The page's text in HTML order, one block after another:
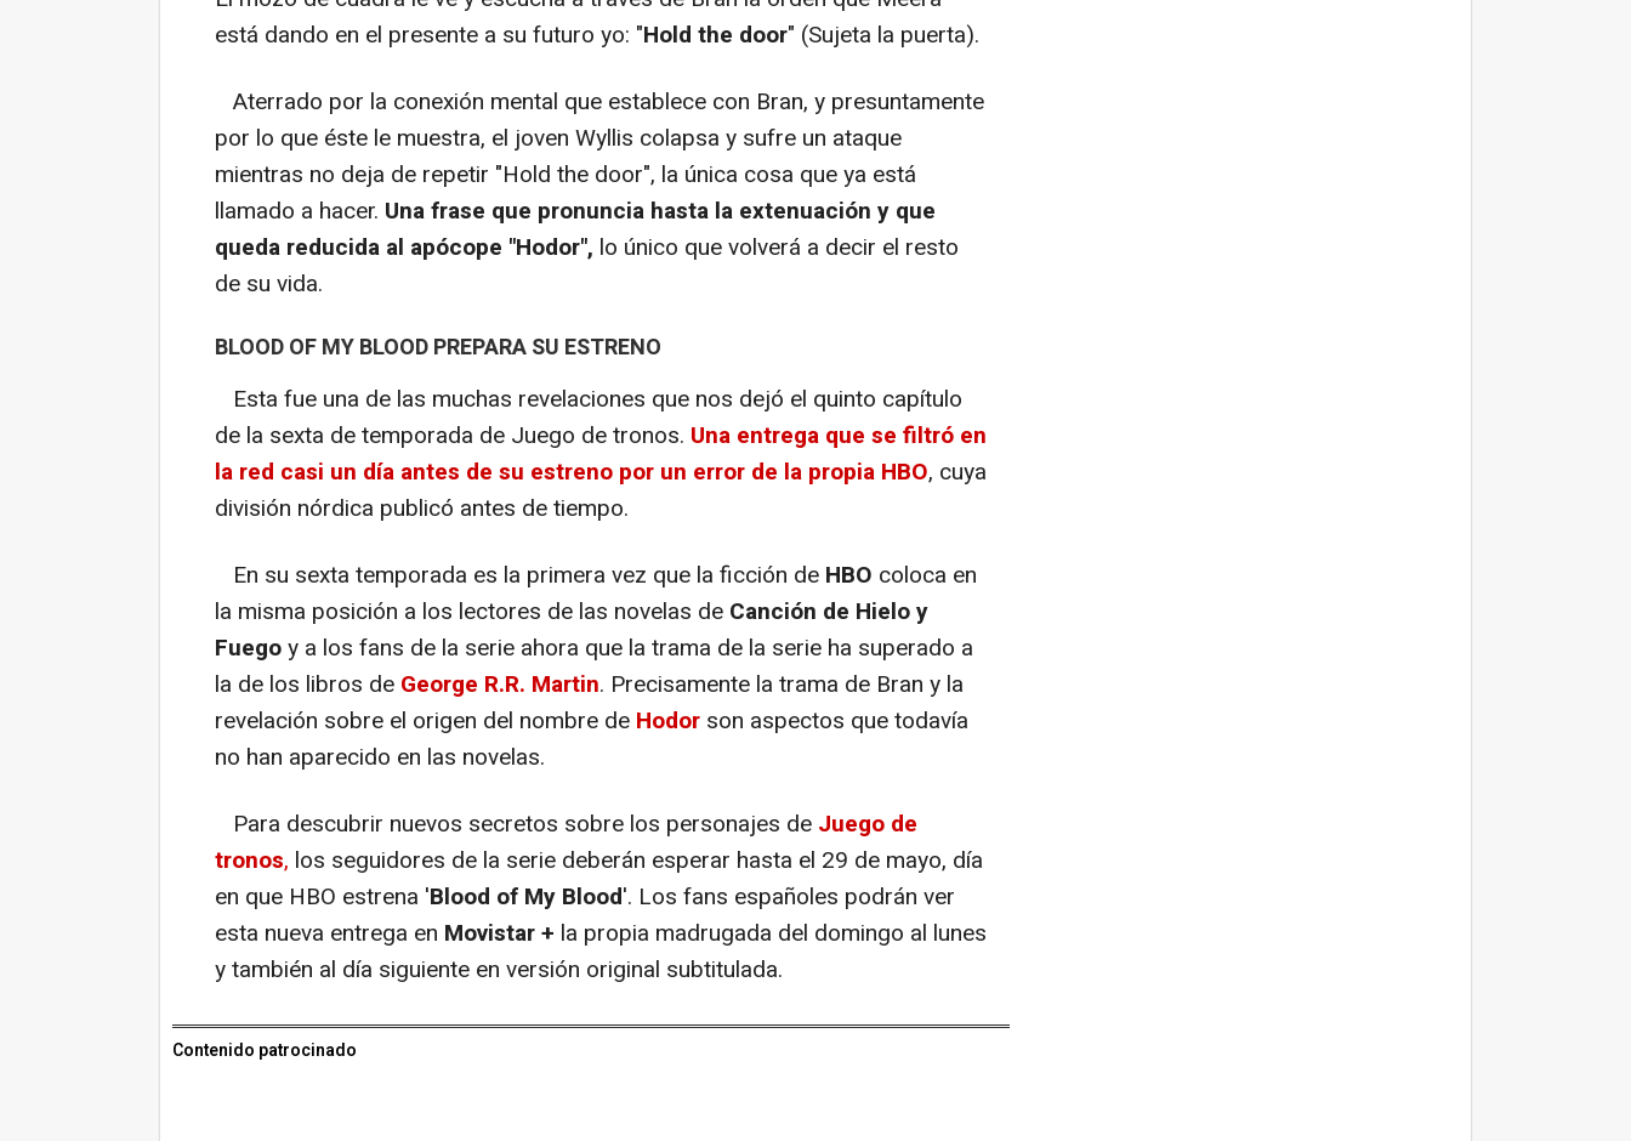
está dando en el presente a su futuro yo: "Hold the door" (Sujeta la puerta).
Aterrado por la conexión mental que establece con Bran, y presuntamente
por lo que éste le muestra, el joven Wyllis colapsa y sufre un ataque
mientras no deja de repetir "Hold the door", la única cosa que ya está
llamado a hacer. Una frase que pronuncia hasta la extenuación y que
queda reducida al apócope "Hodor", lo único que volverá a decir el resto
de su vida.
BLOOD OF MY BLOOD PREPARA SU ESTRENO
Esta fue una de las muchas revelaciones que nos dejó el quinto capítulo
de la sexta de temporada de Juego de tronos. Una entrega que se filtró en
la red casi un día antes de su estreno por un error de la propia HBO, cuya
división nórdica publicó antes de tiempo.
En su sexta temporada es la primera vez que la ficción de HBO coloca en
la misma posición a los lectores de las novelas de Canción de Hielo y
Fuegoy a los fans de la serie ahora que la trama de la serie ha superado a
la de los libros de George R.R. Martin. Precisamente la trama de Bran y la
revelación sobre el origen del nombre de Hodor son aspectos que todavía
no han aparecido en las novelas.
Para descubrir nuevos secretos sobre los personajes de Juego de
tronos, los seguidores de la serie deberán esperar hasta el 29 de mayo, día
en que HBO estrena 'Blood of My Blood'. Los fans españoles podrán ver
esta nueva entrega en Movistar + la propia madrugada del domingo al lunes
y también al día siguiente en versión original subtitulada.
Contenido patrocinado